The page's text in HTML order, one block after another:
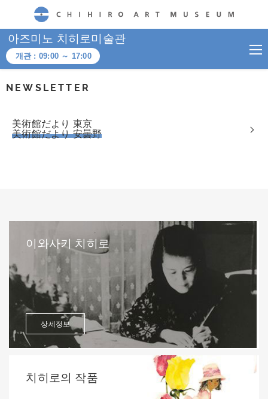
아즈미노 치히로미술관
개관 : 09:00 ～ 17:00
NEWSLETTER
美術館だより 東京
美術館だより 安曇野
이와사키 치히로
상세정보
치히로의 작품